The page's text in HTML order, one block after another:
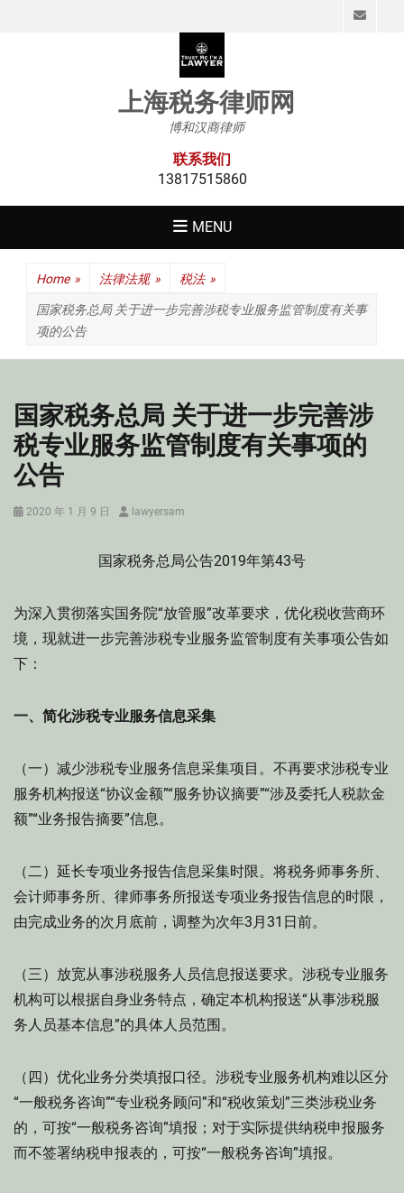
上海税务律师网
博和汉商律师
联系我们
13817515860
MENU
Home » 法律法规 » 税法 »
国家税务总局 关于进一步完善涉税专业服务监管制度有关事
项的公告
国家税务总局 关于进一步完善涉
税专业服务监管制度有关事项的
公告
Posted
2020 年 1 月 9 日 Authorlawyersam
国家税务总局公告2019年第43号
为深入贯彻落实国务院“放管服”改革要求，优化税收营商环
境，现就进一步完善涉税专业服务监管制度有关事项公告如
下：
一、简化涉税专业服务信息采集
（一）减少涉税专业服务信息采集项目。不再要求涉税专业
服务机构报送“协议金额”“服务协议摘要”“涉及委托人税款金
额”“业务报告摘要”信息。
（二）延长专项业务报告信息采集时限。将税务师事务所、
会计师事务所、律师事务所报送专项业务报告信息的时限，
由完成业务的次月底前，调整为次年3月31日前。
（三）放宽从事涉税服务人员信息报送要求。涉税专业服务
机构可以根据自身业务特点，确定本机构报送“从事涉税服
务人员基本信息”的具体人员范围。
（四）优化业务分类填报口径。涉税专业服务机构难以区分
“一般税务咨询”“专业税务顾问”和“税收策划”三类涉税业务
的，可按“一般税务咨询”填报；对于实际提供纳税申报服务
而不签署纳税申报表的，可按“一般税务咨询”填报。